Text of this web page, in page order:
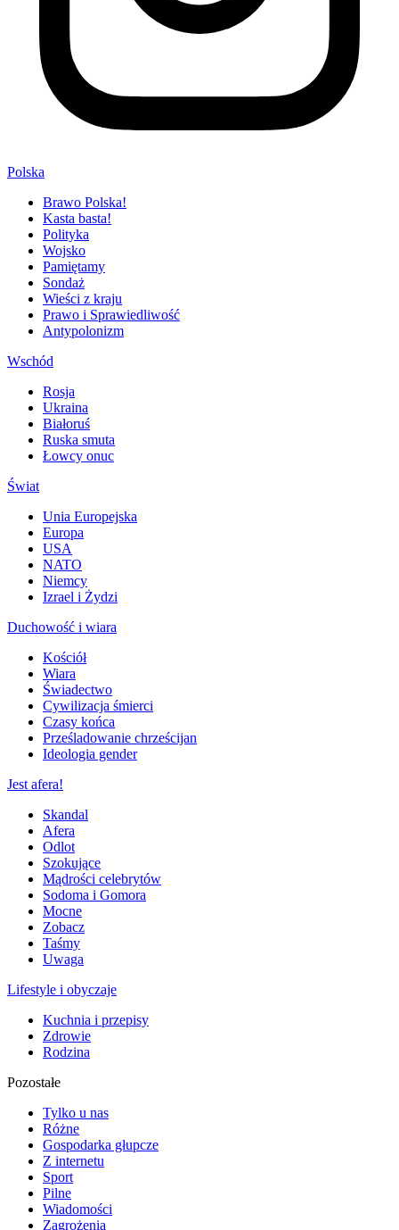
Polska
Brawo Polska!
Kasta basta!
Polityka
Wojsko
Pamiętamy
Sondaż
Wieści z kraju
Prawo i Sprawiedliwość
Antypolonizm
Wschód
Rosja
Ukraina
Białoruś
Ruska smuta
Łowcy onuc
Świat
Unia Europejska
Europa
USA
NATO
Niemcy
Izrael i Żydzi
Duchowość i wiara
Kościół
Wiara
Świadectwo
Cywilizacja śmierci
Czasy końca
Prześladowanie chrześcijan
Ideologia gender
Jest afera!
Skandal
Afera
Odlot
Szokujące
Mądrości celebrytów
Sodoma i Gomora
Mocne
Zobacz
Taśmy
Uwaga
Lifestyle i obyczaje
Kuchnia i przepisy
Zdrowie
Rodzina
Pozostałe
Tylko u nas
Różne
Gospodarka głupcze
Z internetu
Sport
Pilne
Wiadomości
Zagrożenia